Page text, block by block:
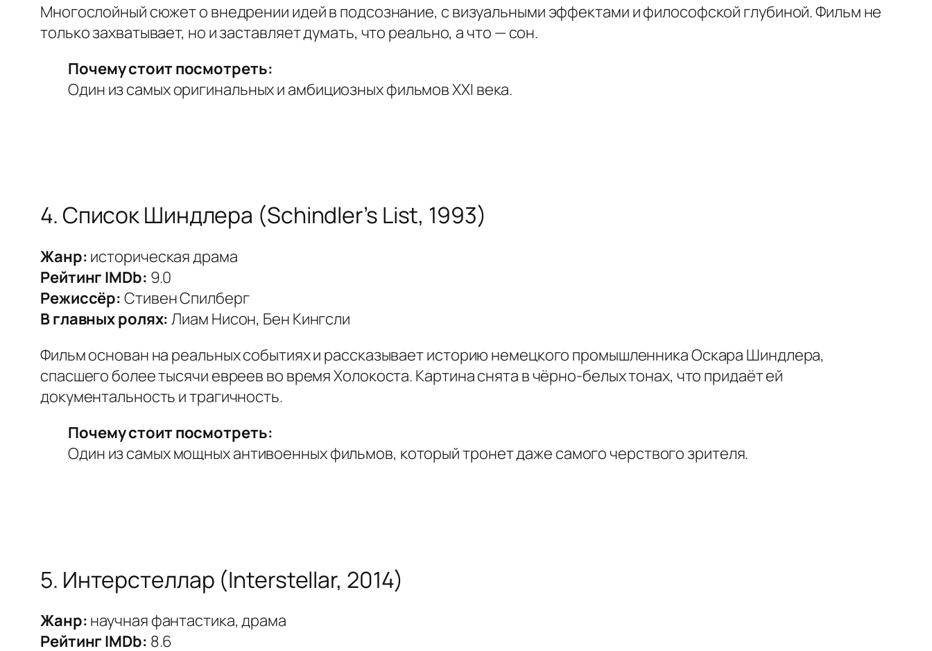
Многослойный сюжет о внедрении идей в подсознание, с визуальными эффектами и философской глубиной. Фильм не
только захватывает, но и заставляет думать, что реально, а что — сон.
Почему стоит посмотреть:
Один из самых оригинальных и амбициозных фильмов XXI века.
4. Список Шиндлера (Schindler’s List, 1993)
Жанр: историческая драма
Рейтинг IMDb: 9.0
Режиссёр: Стивен Спилберг
В главных ролях: Лиам Нисон, Бен Кингсли
Фильм основан на реальных событиях и рассказывает историю немецкого промышленника Оскара Шиндлера,
спасшего более тысячи евреев во время Холокоста. Картина снята в чёрно-белых тонах, что придаёт ей
документальность и трагичность.
Почему стоит посмотреть:
Один из самых мощных антивоенных фильмов, который тронет даже самого черствого зрителя.
5. Интерстеллар (Interstellar, 2014)
Жанр: научная фантастика, драма
Рейтинг IMDb: 8.6